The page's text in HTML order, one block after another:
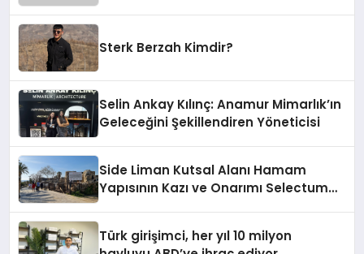
Sterk Berzah Kimdir?
Selin Ankay Kılınç: Anamur Mimarlık’ın
Geleceğini Şekillendiren Yöneticisi
Side Liman Kutsal Alanı Hamam
Yapısının Kazı ve Onarımı Selectum
Türk girişimci, her yıl 10 milyon